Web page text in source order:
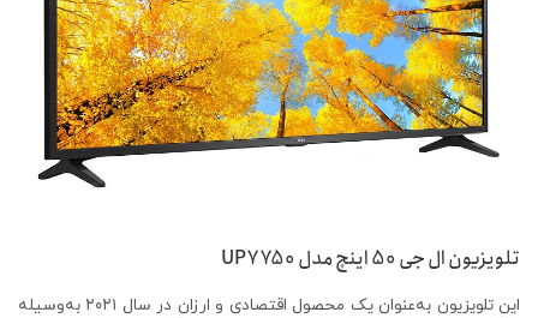
تلویزیون ال جی 50 اینچ مدل UP7750
این تلویزیون به‌عنوان یک محصول اقتصادی و ارزان در سال ۲۰۲۱ به‌وسیله